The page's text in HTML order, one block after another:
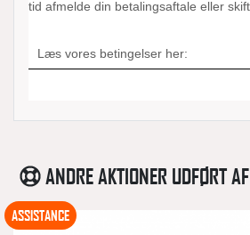
ANDRE AKTIONER UDFØRT AF
ASSISTANCE